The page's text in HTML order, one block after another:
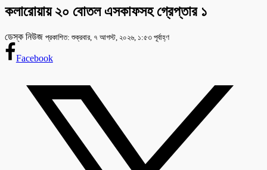
কলারোয়ায় ২০ বোতল এসকাফসহ গ্রেপ্তার ১
ডেস্ক নিউজ প্রকাশিত: শুক্রবার, ৭ আগস্ট, ২০২৬, ১:৫৩ পূর্বাহ্ণ
Facebook